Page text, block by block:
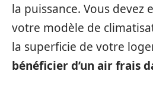
la puissance. Vous devez
votre modèle de
la superficie de votre
bénéficier d’un air frais